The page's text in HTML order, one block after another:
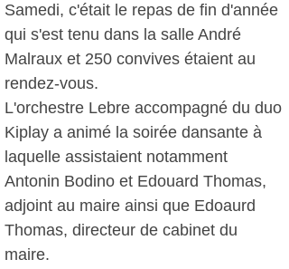
Samedi, c'était le repas de fin d'année
qui s'est tenu dans la salle André
Malraux et 250 convives étaient au
rendez-vous.
L'orchestre Lebre accompagné du duo
Kiplay a animé la soirée dansante à
laquelle assistaient notamment
Antonin Bodino et Edouard Thomas,
adjoint au maire ainsi que Edoaurd
Thomas, directeur de cabinet du
maire.